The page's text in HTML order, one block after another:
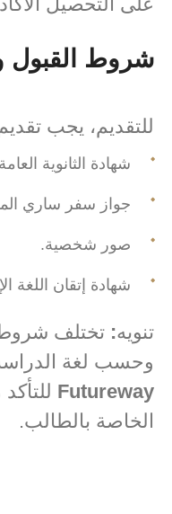
شروط القبول
للتقديم، يجب
شهادة الثانوية
جواز سفر ساري
صور شخصية.
شهادة إتقان اللغة
تنويه: تختلف
وحسب لغة
Futureway
الخاصة بالطالب.